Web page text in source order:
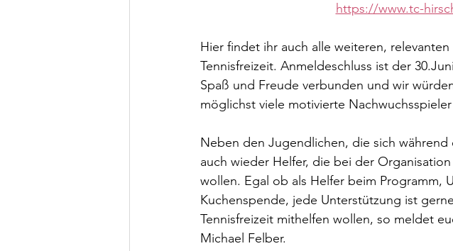
https://www.tc-
Hier findet ihr auch alle weiteren,
Tennisfreizeit. Anmeldeschluss ist der
Spaß und Freude verbunden und wir
möglichst viele motivierte
Neben den Jugendlichen, die sich
auch wieder Helfer, die bei der
wollen. Egal ob als Helfer beim Programm,
Kuchenspende, jede Unterstützung ist
Tennisfreizeit mithelfen wollen, so meldet
Michael Felber.